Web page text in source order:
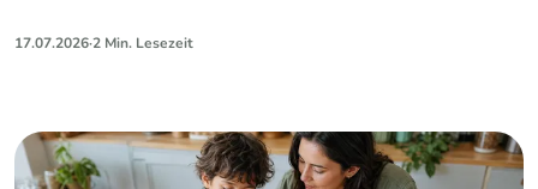
17.07.2026·2 Min. Lesezeit